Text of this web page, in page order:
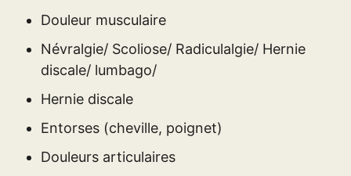
Douleur musculaire
Névralgie/ Scoliose/ Radiculalgie/ Hernie
discale/ lumbago/
Hernie discale
Entorses (cheville, poignet)
Douleurs articulaires